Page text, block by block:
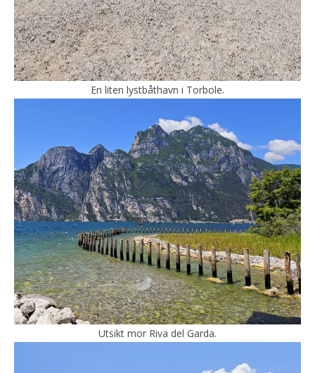
En liten lystbåthavn i Torbole.
Utsikt mor Riva del Garda.